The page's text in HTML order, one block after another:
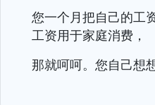
您一个月把自己的工
工资用于家庭消费，
那就呵呵。您自己想